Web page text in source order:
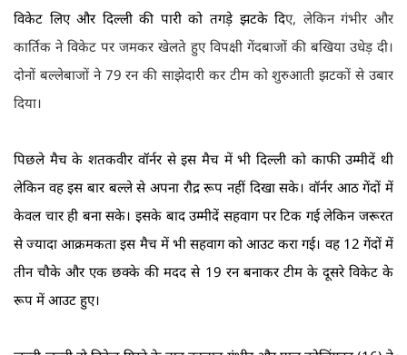
विकेट लिए और दिल्ली की पारी को तगड़े झटके दिए, लेकिन गंभीर और
कार्तिक ने विकेट पर जमकर खेलते हुए विपक्षी गेंदबाजों की बखिया उधेड़ दी।
दोनों बल्लेबाजों ने 79 रन की साझेदारी कर टीम को शुरुआती झटकों से उबार
दिया।
पिछले मैच के शतकवीर वॉर्नर से इस मैच में भी दिल्ली को काफी उम्मीदें थी
लेकिन वह इस बार बल्ले से अपना रौद्र रूप नहीं दिखा सके। वॉर्नर आठ गेंदों में
केवल चार ही बना सके। इसके बाद उम्मीदें सहवाग पर टिक गई लेकिन जरूरत
से ज्यादा आक्रमकता इस मैच में भी सहवाग को आउट करा गई। वह 12 गेंदों में
तीन चौके और एक छक्के की मदद से 19 रन बनाकर टीम के दूसरे विकेट के
रूप में आउट हुए।